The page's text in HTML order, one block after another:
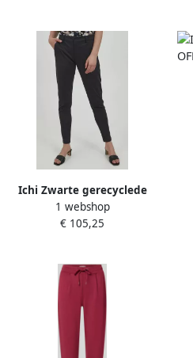
Ichi Zwarte gerecyclede
polyester sigarettenbroek
Black Dames
1 webshop
€ 105,25